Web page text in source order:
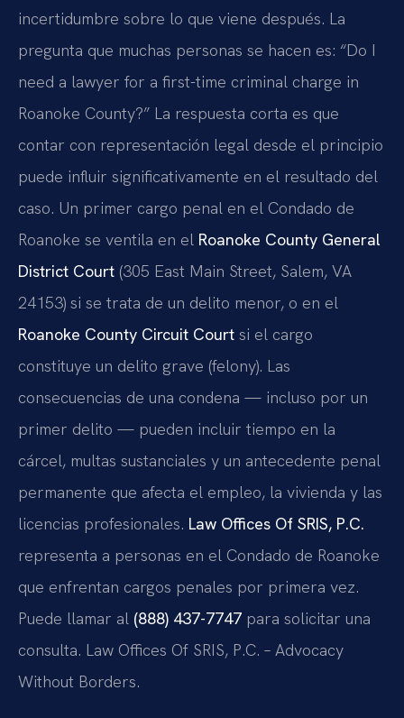
incertidumbre sobre lo que viene después. La
pregunta que muchas personas se hacen es: “Do I
need a lawyer for a first-time criminal charge in
Roanoke County?” La respuesta corta es que
contar con representación legal desde el principio
puede influir significativamente en el resultado del
caso. Un primer cargo penal en el Condado de
Roanoke se ventila en el Roanoke County General
District Court (305 East Main Street, Salem, VA
24153) si se trata de un delito menor, o en el
Roanoke County Circuit Court si el cargo
constituye un delito grave (felony). Las
consecuencias de una condena — incluso por un
primer delito — pueden incluir tiempo en la
cárcel, multas sustanciales y un antecedente penal
permanente que afecta el empleo, la vivienda y las
licencias profesionales. Law Offices Of SRIS, P.C.
representa a personas en el Condado de Roanoke
que enfrentan cargos penales por primera vez.
Puede llamar al (888) 437-7747 para solicitar una
consulta. Law Offices Of SRIS, P.C. – Advocacy
Without Borders.